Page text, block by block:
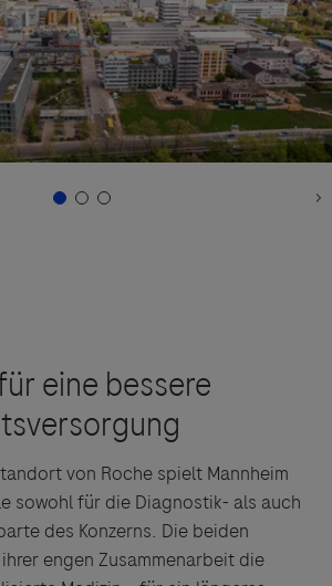
von Roche spielt Mannheim
sowohl für die Diagnostik- als auch
des Konzerns. Die beiden
engen Zusammenarbeit die